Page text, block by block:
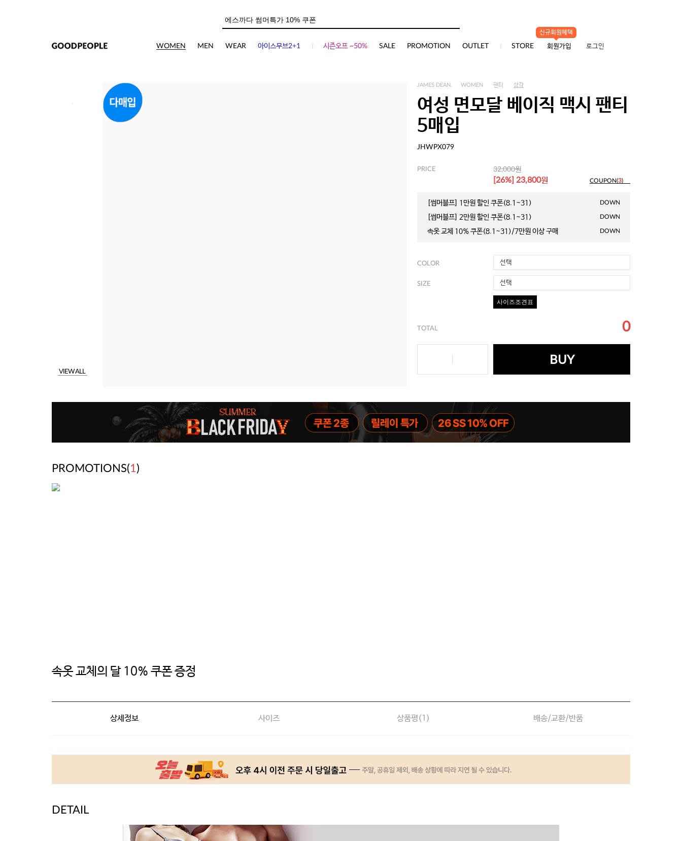
WOMEN MEN WEAR 아이스무브2+1 시즌오프 ~50% SALE PROMOTION OUTLET STORE
신규회원혜택
회원가입 로그인
VIEW ALL
JAMES DEAN. WOMEN 팬티 삼각
여성 면모달 베이직 맥시 팬티
5매입
JHWPX079
PRICE 32,000원
[26%] 23,800원 COUPON(3)
[썸머블프] 1만원 할인 쿠폰(8.1~31) DOWN
[썸머블프] 2만원 할인 쿠폰(8.1~31) DOWN
속옷 교체 10% 쿠폰(8.1~31)/7만원 이상 구매 DOWN
COLOR 선택
SIZE 선택
사이즈조견표
TOTAL 0
BUY
PROMOTIONS(1)
속옷 교체의 달 10% 쿠폰 증정
상세정보 사이즈 상품평(1 ) 배송/교환/반품
DETAIL